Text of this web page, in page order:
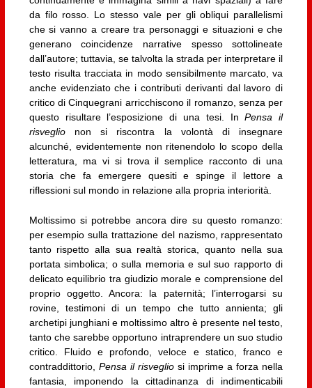
da filo rosso. Lo stesso vale per gli obliqui parallelismi
che si vanno a creare tra personaggi e situazioni e che
generano coincidenze narrative spesso sottolineate
dall’autore; tuttavia, se talvolta la strada per interpretare il
testo risulta tracciata in modo sensibilmente marcato, va
anche evidenziato che i contributi derivanti dal lavoro di
critico di Cinquegrani arricchiscono il romanzo, senza per
questo risultare l’esposizione di una tesi. InPensa il
risveglionon si riscontra la volontà di insegnare
alcunché, evidentemente non ritenendolo lo scopo della
letteratura, ma vi si trova il semplice racconto di una
storia che fa emergere quesiti e spinge il lettore a
riflessioni sul mondo in relazione alla propria interiorità.
Moltissimo si potrebbe ancora dire su questo romanzo:
per esempio sulla trattazione del nazismo, rappresentato
tanto rispetto alla sua realtà storica, quanto nella sua
portata simbolica; o sulla memoria e sul suo rapporto di
delicato equilibrio tra giudizio morale e comprensione del
proprio oggetto. Ancora: la paternità; l’interrogarsi su
rovine, testimoni di un tempo che tutto annienta; gli
archetipi junghiani e moltissimo altro è presente nel testo,
tanto che sarebbe opportuno intraprendere un suo studio
critico. Fluido e profondo, veloce e statico, franco e
contraddittorio, Pensa il risvegliosi imprime a forza nella
fantasia, imponendo la cittadinanza di indimenticabili